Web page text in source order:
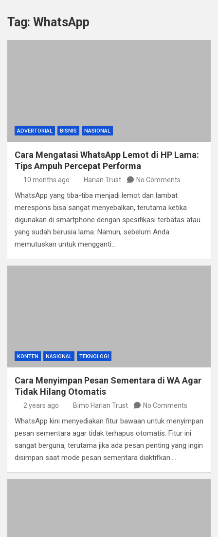
Tag: WhatsApp
ADVERTORIAL BISNIS NASIONAL
Cara Mengatasi WhatsApp Lemot di HP Lama:
Tips Ampuh Percepat Performa
10 months ago Harian Trust No Comments
WhatsApp yang tiba-tiba menjadi lemot dan lambat
merespons bisa sangat menyebalkan, terutama ketika
digunakan di smartphone dengan spesifikasi terbatas atau
yang sudah berusia lama. Namun, sebelum Anda
memutuskan untuk mengganti…
KONTEN NASIONAL TEKNOLOGI
Cara Menyimpan Pesan Sementara di WA Agar
Tidak Hilang Otomatis
2 years ago Bimo Harian Trust No Comments
WhatsApp kini menyediakan fitur bawaan untuk menyimpan
pesan sementara agar tidak terhapus otomatis. Fitur ini
sangat berguna, terutama jika ada pesan penting yang ingin
disimpan saat mode pesan sementara diaktifkan.…